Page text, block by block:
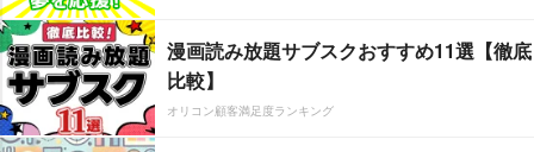
漫画読み放題サブスクおすすめ11選【徹底
比較】
オリコン顧客満足度ランキング